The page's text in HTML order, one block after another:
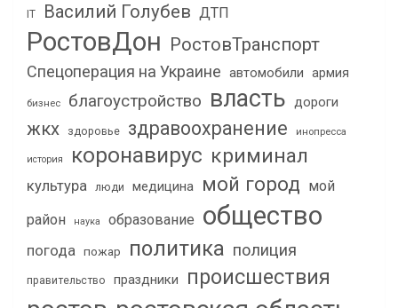
IT Василий Голубев ДТП
РостовДон РостовТранспорт
Спецоперация на Украине автомобили армия
бизнес благоустройство власть дороги
жкх здоровье здравоохранение инопресса
история коронавирус криминал
культура люди медицина мой город мой
район
наука образование общество
погода пожар политика полиция
правительство праздники происшествия